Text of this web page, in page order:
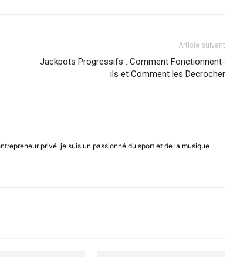
Article suivant
Jackpots Progressifs : Comment Fonctionnent-
ils et Comment les Decrocher
privé, je suis un passionné du sport et de la musique